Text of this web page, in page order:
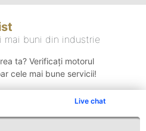
Live chat
mai buni din industrie
ta? Verificați motorul
cele mai bune servicii!